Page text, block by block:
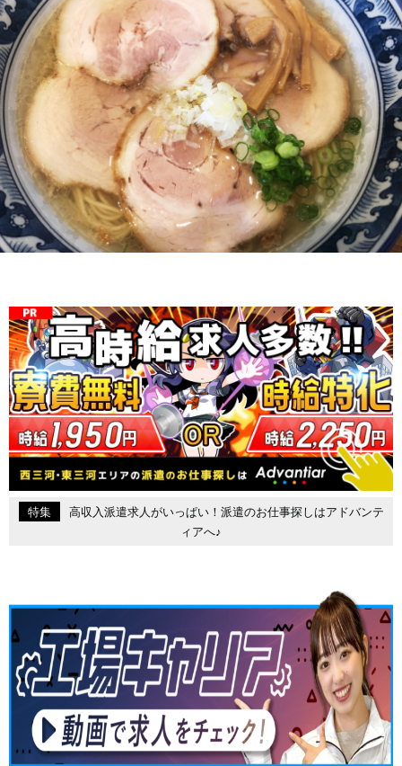
特集
高収入派遣求人がいっぱい！派遣のお仕事探しはアドバンテ
ィアへ♪